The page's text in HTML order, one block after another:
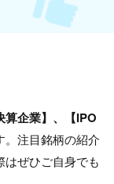
算企業】、【IPO
。注目銘柄の紹介
ぜひご自身でも